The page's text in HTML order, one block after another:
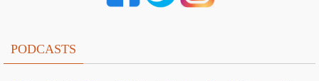
PODCASTS